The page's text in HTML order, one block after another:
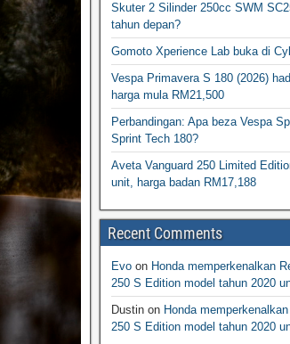
Skuter 2 Silinder 250cc SWM
tahun depan?
Gomoto Xperience Lab buka di
Vespa Primavera S 180 (2026)
harga mula RM21,500
Perbandingan: Apa beza Vespa
Sprint Tech 180?
Aveta Vanguard 250 Limited
unit, harga badan RM17,188
Recent Comments
Evo on Honda memperkenalkan
250 S Edition model tahun 2020
Dustin on Honda
250 S Edition model tahun 2020